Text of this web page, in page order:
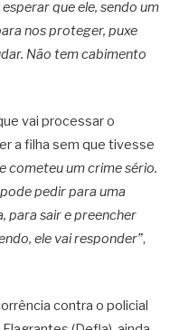
que ele, sendo um
nos proteger, puxe
Não tem cabimento
vai processar o
a filha sem que tivesse
cometeu um crime sério.
pedir para uma
para sair e preencher
ele vai responder”,
contra o policial